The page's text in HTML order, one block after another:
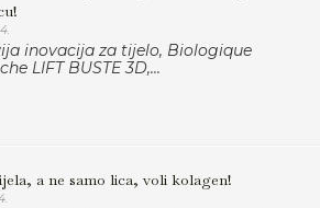
inovacija za tijelo, Biologique
LIFT BUSTE 3D,...
a ne samo lica, voli kolagen!